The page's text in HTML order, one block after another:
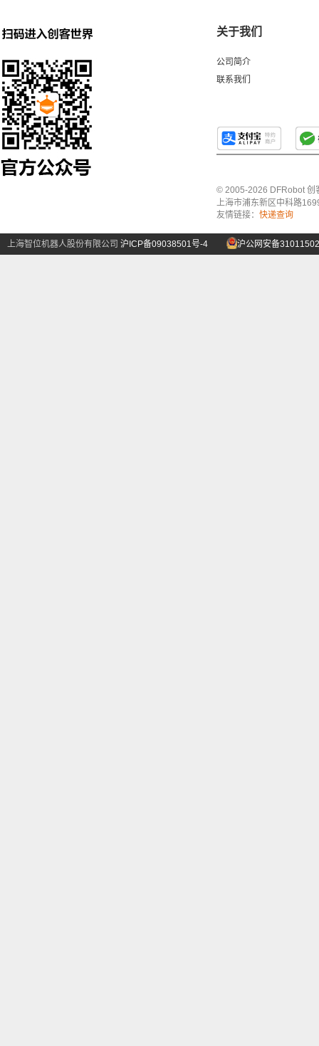
关于我们
公司简介
联系我们
© 2005-2026 DFRobot 创
上海市浦东新区中科路
友情链接： 快递查询
上海智位机器人股份有限公司 沪ICP备09038501号-4 沪公网安备